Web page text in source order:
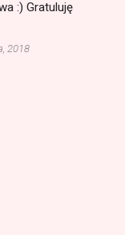
:) Gratuluję
2018